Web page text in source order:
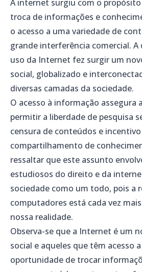
A internet surgiu com o
troca de informações e
o acesso a uma variedade de
grande interferência comercial. A
uso da Internet fez surgir um
social, globalizado e
diversas camadas da sociedade.
O acesso à informação assegura
permitir a liberdade de pesquisa
censura de conteúdos e
compartilhamento de
ressaltar que este assunto
estudiosos do direito e da
sociedade como um todo, pois a
computadores está cada vez
nossa realidade.
Observa-se que a Internet é um
social e aqueles que têm acesso
oportunidade de trocar